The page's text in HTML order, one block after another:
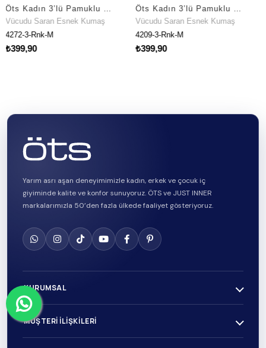
Öts Kadın 3’lü Pamuklu Külot Önü Dantelli Ergonomik Tasarım (4272-3)
Esnek Kumaş
M
Öts Kadın 3’lü Pamuklu Külot Baskılı Brazilian Premium Günlük Kullanım (4209-3)
Vücudu Saran Esnek Kumaş
4209-3-Rnk-M
Vücudu
Yarım asrı aşan deneyimimizle kadın, erkek ve çocuk iç
giyiminde kalite ve konfor sunuyoruz. ÖTS ve JUST INNER
markalarımızla 50’den fazla ülkede faaliyet gösteriyoruz.
KURUMSAL
MÜŞTERI İLIŞKILERI